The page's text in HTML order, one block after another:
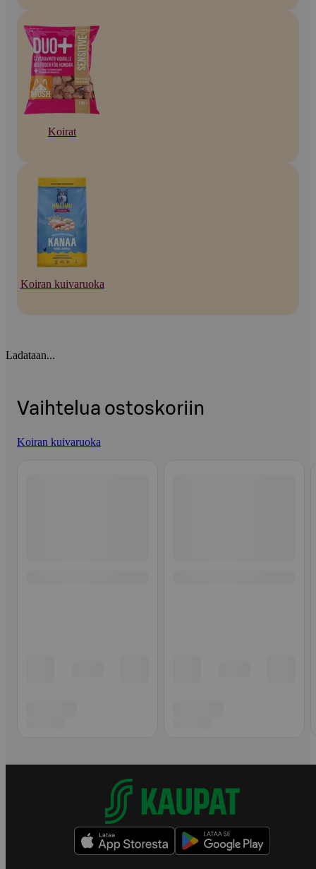
Koirat
Koiran kuivaruoka
Ladataan...
Vaihtelua ostoskoriin
Koiran kuivaruoka